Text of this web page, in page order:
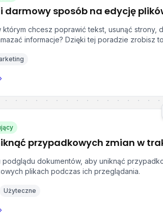
darmowy sposób na edycję
którym chcesz poprawić tekst, usunąć strony,
informacje? Dzięki tej poradzie zrobisz
podglądu dokumentów, aby uniknąć
plikach podczas ich przeglądania.
Użyteczne